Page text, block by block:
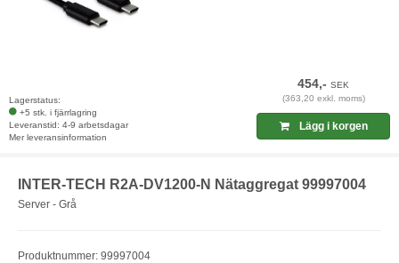
Lagerstatus:
+5 stk. i fjärrlagring
Leveranstid: 4-9 arbetsdagar
Mer leveransinformation
454,-SEK
(363,20 exkl. moms)
Lägg i korgen
INTER-TECH R2A-DV1200-N Nätaggregat 99997004
Server - Grå
Produktnummer: 99997004